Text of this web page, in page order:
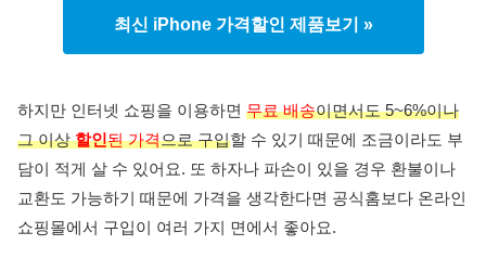
최신 iPhone 가격할인 제품보기 »
하지만 인터넷 쇼핑을 이용하면 무료 배송이면서도 5~6%이나
그 이상할인된 가격으로 구입할 수 있기 때문에 조금이라도 부
담이 적게 살 수 있어요. 또 하자나 파손이 있을 경우 환불이나
교환도 가능하기 때문에 가격을 생각한다면 공식홈보다 온라인
쇼핑몰에서 구입이 여러 가지 면에서 좋아요.